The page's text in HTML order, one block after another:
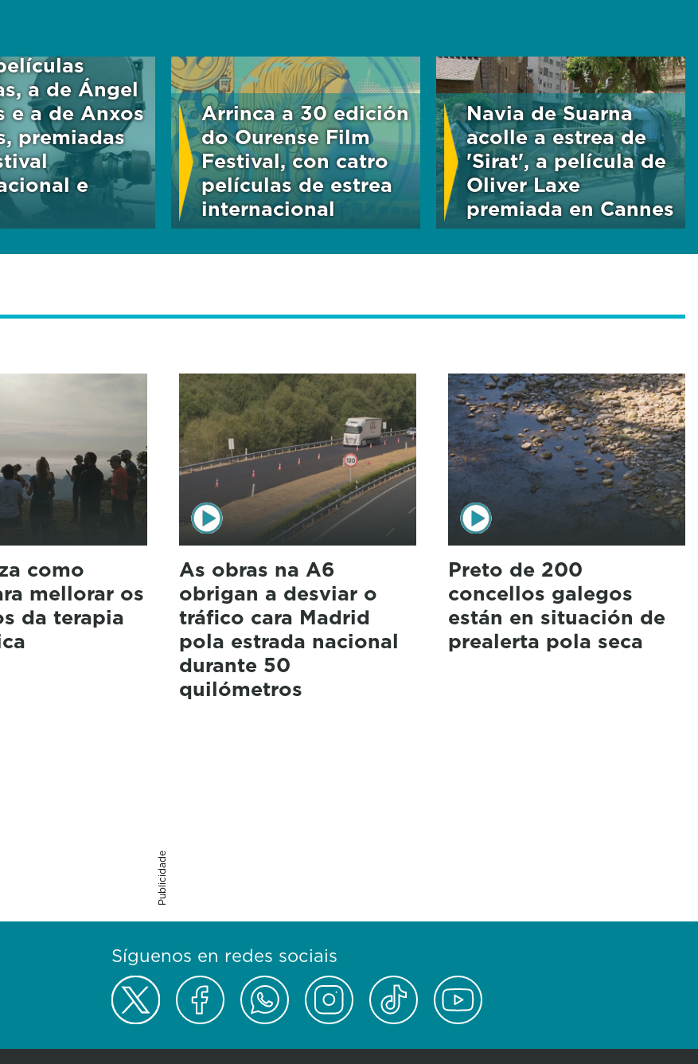
a de Ángel
e a de Anxos
premiadas
e
Arrinca a 30 edición
do Ourense Film
Festival, con catro
películas de estrea
internacional
Navia de Suarna
acolle a estrea de
'Sirat', a película de
Oliver Laxe
premiada en Cannes
como
mellorar os
da terapia
As obras na A6
obrigan a desviar o
tráfico cara Madrid
pola estrada nacional
durante 50
quilómetros
Preto de 200
concellos galegos
están en situación de
prealerta pola seca
Publicidade
Síguenos en redes sociais